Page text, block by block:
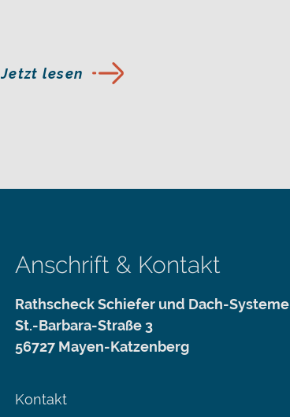
Jetzt lesen
Anschrift & Kontakt
Rathscheck Schiefer und Dach-Systeme
St.-Barbara-Straße 3
56727 Mayen-Katzenberg
Kontakt